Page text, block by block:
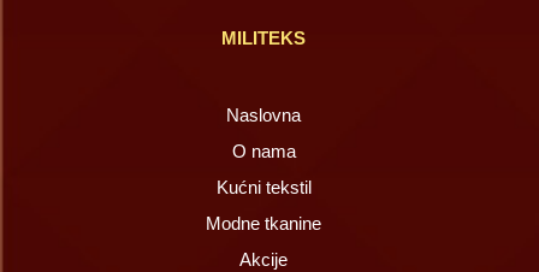
MILITEKS
Naslovna
O nama
Kućni tekstil
Modne tkanine
Akcije